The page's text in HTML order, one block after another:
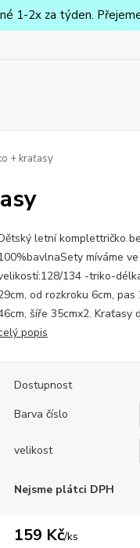
1-2x za týden.
+ kraťasy
letní komplettričko
míváme
134 -triko-
od rozkroku 6cm,
šíře 35cmx2. Kraťasy
popis
Dostupnost
Barva číslo
velikost
Nejsme plátci DPH
159 Kč/ks